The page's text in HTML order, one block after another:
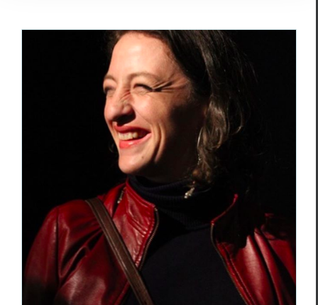
Pascale Monnin : la matière de la poésie
Pascale Monnin